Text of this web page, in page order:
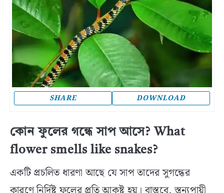
SHARE DOWNLOAD
কোন ফুলের গন্ধে সাপ আসে? What
flower smells like snakes?
একটি প্রচলিত ধারণা আছে যে সাপ তাদের সুগন্ধের